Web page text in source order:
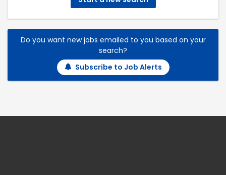
Do you want new jobs emailed to you based on your
search?
Subscribe to Job Alerts